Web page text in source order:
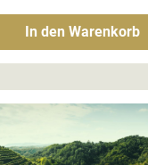
In den Warenkorb